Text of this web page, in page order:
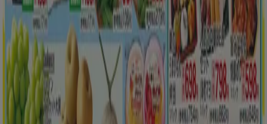
ァー
8/12 日まで有効北見市
新規
平和堂